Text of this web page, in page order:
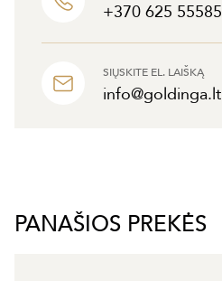
+370 625 55585
SIŲSKITE EL. LAIŠKĄ
info@goldinga.lt
PANAŠIOS PREKĖS